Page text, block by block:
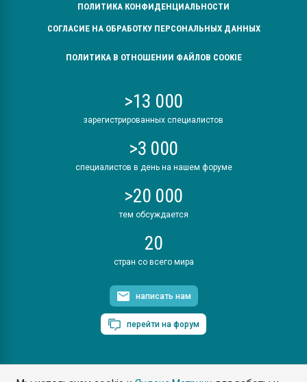
ПОЛИТИКА КОНФИДЕНЦИАЛЬНОСТИ
СОГЛАСИЕ НА ОБРАБОТКУ ПЕРСОНАЛЬНЫХ ДАННЫХ
ПОЛИТИКА В ОТНОШЕНИИ ФАЙЛОВ COOKIE
>13 000
зарегистрированных специалистов
>3 000
специалистов в день на нашем форуме
>20 000
тем обсуждается
20
стран со всего мира
написать нам
перейти на форум